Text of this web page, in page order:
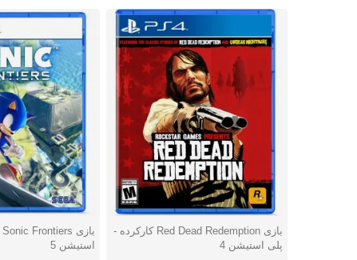
دوست داشتن
بازی Red Dead Redemption کارکرده -
پلی استیشن 4
دوست داشتن
استیشن 5